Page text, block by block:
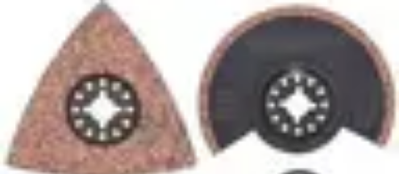
Services Carreleur
Engager un Carreleur Carrelage Salle de Bain
Choix de
CarrelageSélection du Carreleur
Services Carreleur